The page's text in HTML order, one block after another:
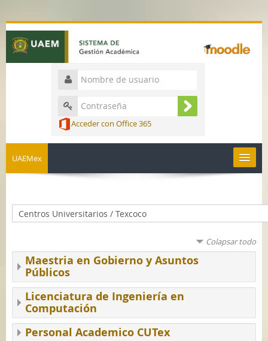
Acceder con Office 365
UAEMex
Colapsar todo
Maestria en Gobierno y Asuntos
Públicos
Licenciatura de Ingeniería en
Computación
Personal Academico CUTex